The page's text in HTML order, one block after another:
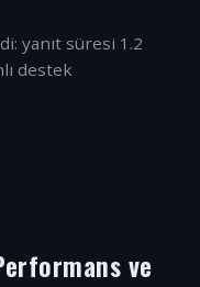
yanıt süresi 1.2
destek
ve